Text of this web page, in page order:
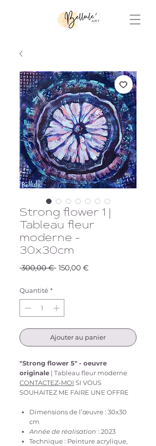
Strong flower 1 |
Tableau fleur
moderne -
30x30cm
300,00 € Prix
150,00 €Prix
Quantité *
Ajouter au panier
"Strong flower 5" - oeuvre
originale | Tableau fleur moderne
CONTACTEZ-MOI SI VOUS
SOUHAITEZ ME FAIRE UNE OFFRE
Dimensions de l’œuvre : 30x30
cm
Année de réalisation : 2023
Technique : Peinture acrylique,